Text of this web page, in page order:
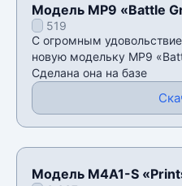
Модель MP9 «Battle
519
С огромным
новую модельку MP9
Сделана она на базе
Модель M4A1-S